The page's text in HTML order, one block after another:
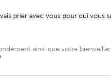
prier avec vous pour qui vous
ainsi que votre